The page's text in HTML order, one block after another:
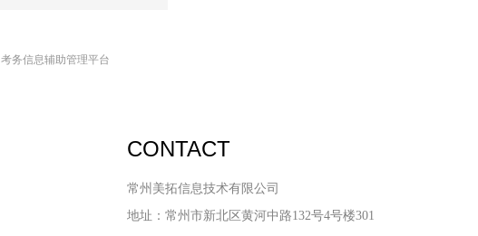
考务信息辅助管理平台
CONTACT
常州美拓信息技术有限公司
地址：常州市新北区黄河中路132号4号楼301